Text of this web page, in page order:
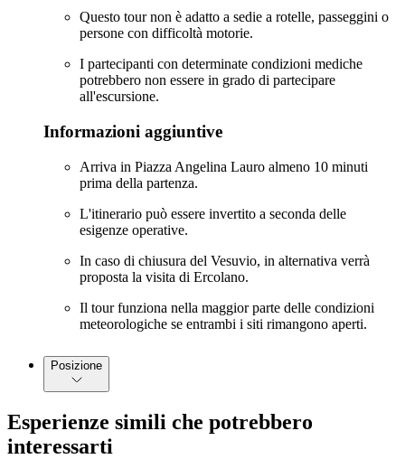
Questo tour non è adatto a sedie a rotelle, passeggini o
persone con difficoltà motorie.
I partecipanti con determinate condizioni mediche
potrebbero non essere in grado di partecipare
all'escursione.
Informazioni aggiuntive
Arriva in Piazza Angelina Lauro almeno 10 minuti
prima della partenza.
L'itinerario può essere invertito a seconda delle
esigenze operative.
In caso di chiusura del Vesuvio, in alternativa verrà
proposta la visita di Ercolano.
Il tour funziona nella maggior parte delle condizioni
meteorologiche se entrambi i siti rimangono aperti.
Posizione
Esperienze simili che potrebbero
interessarti